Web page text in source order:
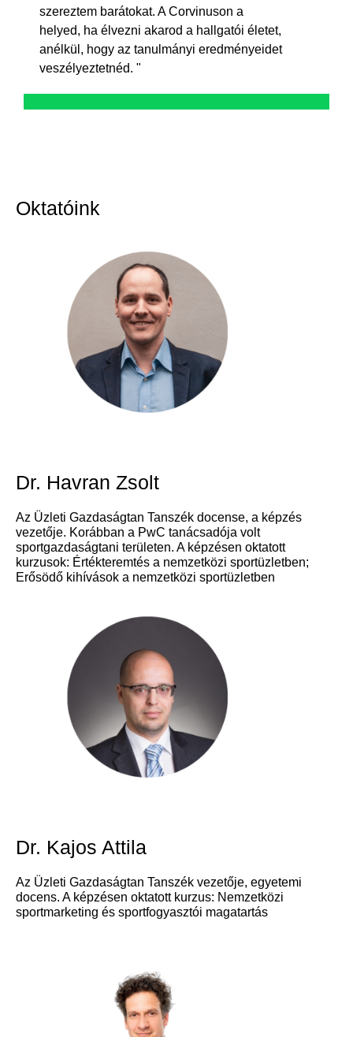
szereztem barátokat. A Corvinuson a
helyed, ha élvezni akarod a hallgatói életet,
anélkül, hogy az tanulmányi eredményeidet
veszélyeztetnéd. "
Oktatóink
Dr. Havran Zsolt
Az Üzleti Gazdaságtan Tanszék docense, a képzés
vezetője. Korábban a PwC tanácsadója volt
sportgazdaságtani területen. A képzésen oktatott
kurzusok: Értékteremtés a nemzetközi sportüzletben;
Erősödő kihívások a nemzetközi sportüzletben
Dr. Kajos Attila
Az Üzleti Gazdaságtan Tanszék vezetője, egyetemi
docens. A képzésen oktatott kurzus: Nemzetközi
sportmarketing és sportfogyasztói magatartás